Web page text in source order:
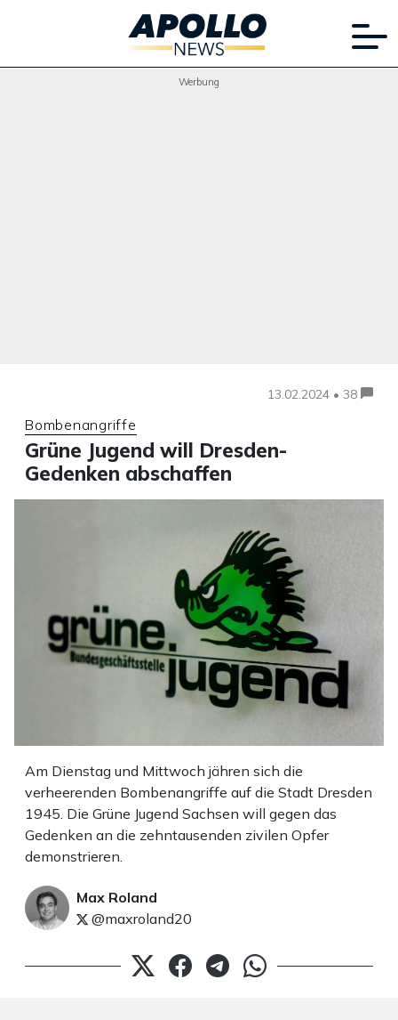
Werbung
13.02.2024 • 38
Bombenangriffe
Grüne Jugend will Dresden-
Gedenken abschaffen
Am Dienstag und Mittwoch jähren sich die
verheerenden Bombenangriffe auf die Stadt Dresden
1945. Die Grüne Jugend Sachsen will gegen das
Gedenken an die zehntausenden zivilen Opfer
demonstrieren.
Max Roland
@maxroland20